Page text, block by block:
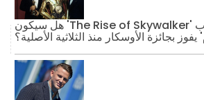
هل سيكون 'The Rise of Skywalker' أول فيلم من 'حرب
يفوز بجائزة الأوسكار منذ الثلاثية الأصلية؟